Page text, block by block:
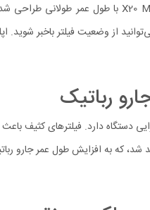
از وضعیت فیلتر باخبر
رباتیک
شد، که به افزایش طول عمر جارو